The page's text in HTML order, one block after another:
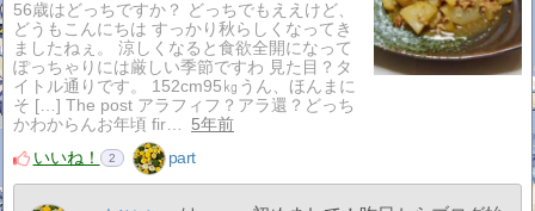
56歳はどっちですか？ どっちでもええけど、
どうもこんにちは すっかり秋らしくなってき
ましたねぇ。 涼しくなると食欲全開になって
ぽっちゃりには厳しい季節ですわ 見た目？タ
イトル通りです。 152cm95㎏うん、ほんまに
そ […] The post アラフィフ？アラ還？どっち
かわからんお年頃 fir…
5年前
いいね！
2 part